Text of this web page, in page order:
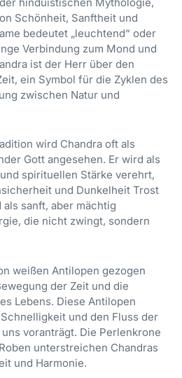
Schönheit, Sanftheit und
bedeutet „leuchtend“ oder
Verbindung zum Mond und
ist der Herr über den
ein Symbol für die Zyklen des
zwischen Natur und
wird Chandra oft als
Gott angesehen. Er wird als
spirituellen Stärke verehrt,
und Dunkelheit Trost
sanft, aber mächtig
die nicht zwingt, sondern
weißen Antilopen gezogen
der Zeit und die
Lebens. Diese Antilopen
und den Fluss der
voranträgt. Die Perlenkrone
unterstreichen Chandras
und Harmonie.